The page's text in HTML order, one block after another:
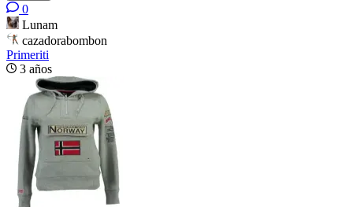
0
Lunam
cazadorabombon
Primeriti
3 años